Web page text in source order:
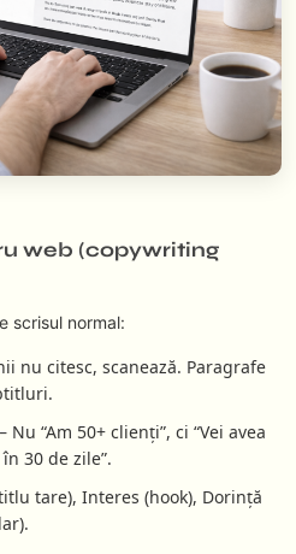
web (copywriting
scrisul normal:
nu citesc, scanează. Paragrafe
– Nu “Am 50+ clienți”, ci “Vei avea
30 de zile”.
tare), Interes (hook), Dorință